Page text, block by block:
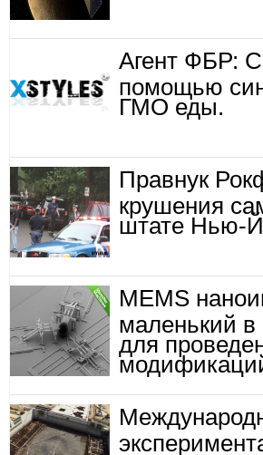
Агент ФБР:
помощью
ГМО еды.
Правнук
крушения
штате Нью-
MEMS
маленький
для